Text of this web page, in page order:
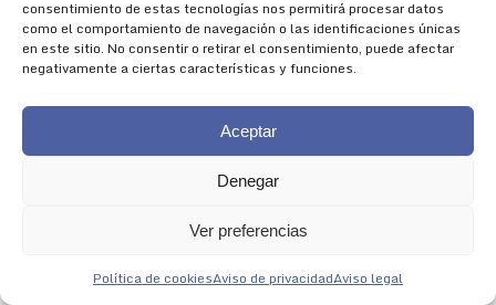
consentimiento de estas tecnologías nos permitirá procesar datos
como el comportamiento de navegación o las identificaciones únicas
en este sitio. No consentir o retirar el consentimiento, puede afectar
negativamente a ciertas características y funciones.
Aceptar
Denegar
Ver preferencias
Política de cookiesAviso de privacidadAviso legal
NACIDA PARA IMPRESIONAR